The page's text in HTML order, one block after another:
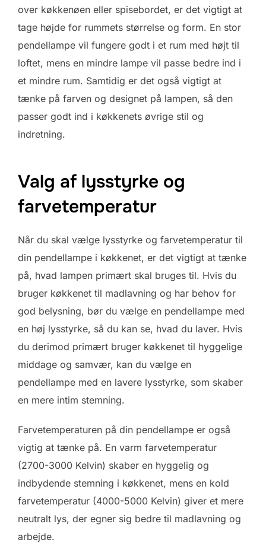
over køkkenøen eller spisebordet, er det vigtigt at
tage højde for rummets størrelse og form. En stor
pendellampe vil fungere godt i et rum med højt til
loftet, mens en mindre lampe vil passe bedre ind i
et mindre rum. Samtidig er det også vigtigt at
tænke på farven og designet på lampen, så den
passer godt ind i køkkenets øvrige stil og
indretning.
Valg af lysstyrke og
farvetemperatur
Når du skal vælge lysstyrke og farvetemperatur til
din pendellampe i køkkenet, er det vigtigt at tænke
på, hvad lampen primært skal bruges til. Hvis du
bruger køkkenet til madlavning og har behov for
god belysning, bør du vælge en pendellampe med
en høj lysstyrke, så du kan se, hvad du laver. Hvis
du derimod primært bruger køkkenet til hyggelige
middage og samvær, kan du vælge en
pendellampe med en lavere lysstyrke, som skaber
en mere intim stemning.
Farvetemperaturen på din pendellampe er også
vigtig at tænke på. En varm farvetemperatur
(2700-3000 Kelvin) skaber en hyggelig og
indbydende stemning i køkkenet, mens en kold
farvetemperatur (4000-5000 Kelvin) giver et mere
neutralt lys, der egner sig bedre til madlavning og
arbejde.